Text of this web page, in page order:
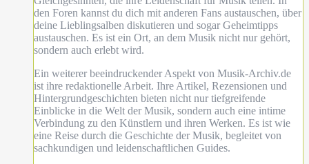
den Foren kannst du dich mit anderen Fans austauschen, über
deine Lieblingsalben diskutieren und sogar Geheimtipps
austauschen. Es ist ein Ort, an dem Musik nicht nur gehört,
sondern auch erlebt wird.
Ein weiterer beeindruckender Aspekt von Musik-Archiv.de
ist ihre redaktionelle Arbeit. Ihre Artikel, Rezensionen und
Hintergrundgeschichten bieten nicht nur tiefgreifende
Einblicke in die Welt der Musik, sondern auch eine intime
Verbindung zu den Künstlern und ihren Werken. Es ist wie
eine Reise durch die Geschichte der Musik, begleitet von
sachkundigen und leidenschaftlichen Guides.